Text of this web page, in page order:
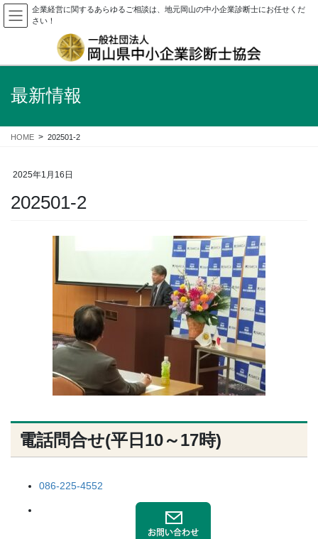
企業経営に関するあらゆるご相談は、地元岡山の中小企業診断士にお任せくだ
さい！
最新情報
HOME 202501-2
2025年1月16日
202501-2
電話問合せ(平日10～17時)
086-225-4552